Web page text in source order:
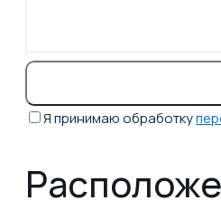
Я принимаю обработку